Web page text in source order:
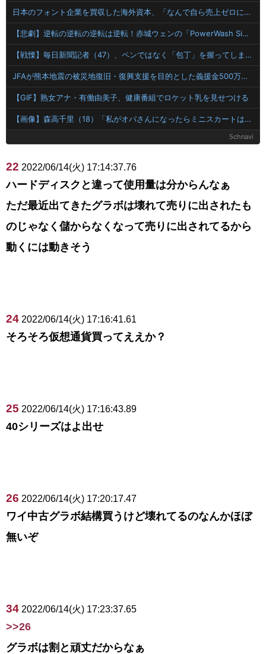
日本のフォント企業を買収した海外資本、「なんで自ら売上ゼロにするようなことするの」とドン引きするような方針転換を……
【悲劇】逆転の逆転の逆転は逆転！赤城ウェンの「PowerWash Simulator」で魅せるゲームと言いつつ雑談「ちいかわ気付いたらTシャツ・オリオンビールコラボも購入」
【戦慄】毎日新聞記者（47）、ペンではなく「包丁」を握ってしまった結果・・・・・
JFAが熊本地震の被災地復旧・復興支援を目的とした義援金500万円を寄付
【GIF】熟女アナ・有働由美子、健康番組でロケット乳を見せつける
【画像】森高千里（18）「私がオバさんになったらミニスカートは無理よ」→現在ｗｗｗｗ
5chnavi
22 2022/06/14(火) 17:14:37.76
ハードディスクと違って使用量は分からんなぁ
ただ最近出てきたグラボは壊れて売りに出されたも
のじゃなく儲からなくなって売りに出されてるから
動くには動きそう
24 2022/06/14(火) 17:16:41.61
そろそろ仮想通貨買ってええか？
25 2022/06/14(火) 17:16:43.89
40シリーズはよ出せ
26 2022/06/14(火) 17:20:17.47
ワイ中古グラボ結構買うけど壊れてるのなんかほぼ
無いぞ
34 2022/06/14(火) 17:23:37.65
>>26
グラボは割と頑丈だからなぁ